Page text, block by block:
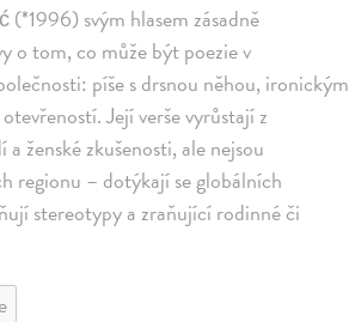
(*1996) svým hlasem zásadně
o tom, co může být poezie v
píše s drsnou něhou, ironickým
Její verše vyrůstají z
ženské zkušenosti, ale nejsou
regionu – dotýkají se globálních
stereotypy a zraňující rodinné či